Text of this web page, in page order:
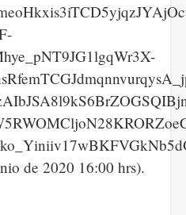
de 2020 16:00 hrs).